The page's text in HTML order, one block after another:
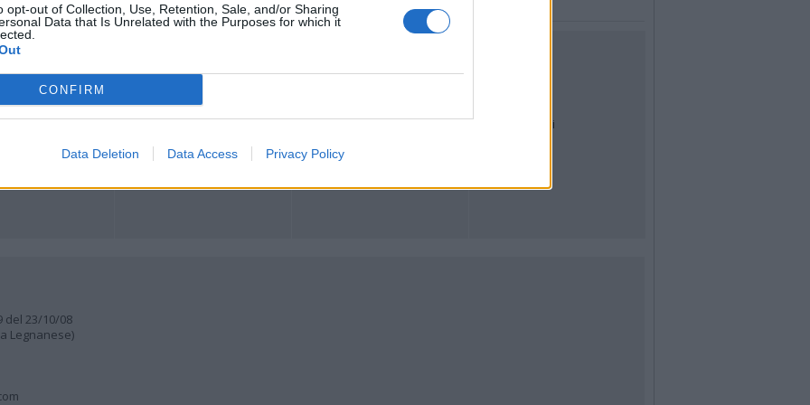
opt-out of Collection, Use, Retention, Sale, and/or Sharing
Data that Is Unrelated with the Purposes for which it
CONFIRM
Data Deletion Data Access Privacy Policy
Web TV
Auguri
Articoli più letti
del 23/10/08
Legnanese)